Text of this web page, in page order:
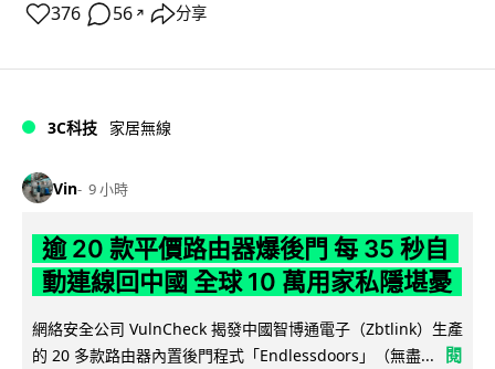
376 56 ↗ 分享
3C科技 家居無線
Vin 9 小時
逾 20 款平價路由器爆後門 每 35 秒自
動連線回中國 全球 10 萬用家私隱堪憂
網絡安全公司 VulnCheck 揭發中國智博通電子（Zbtlink）生產
的 20 多款路由器內置後門程式「Endlessdoors」（無盡...
閱